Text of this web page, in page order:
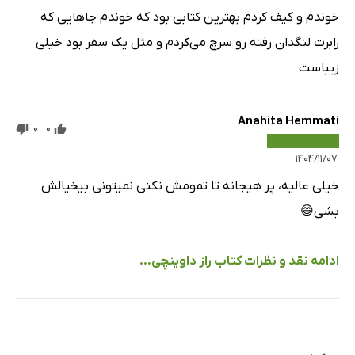
خوندم و کیف کردم بهترین کتابی بود که خوندم جاهایی که
رابرت لنگدان رفته رو سرچ می‌کردم و مثل یک سفر بود خیلی
زیباست
Anahita Hemmati
۱۴۰۴/۱۱/۰۷
0
0
خیلی عالیه، پر هیجانه تا تمومش نکنی نمیتونی بیخیالش
بشی😄
ادامه نقد و نظرات کتاب راز داوینچی...